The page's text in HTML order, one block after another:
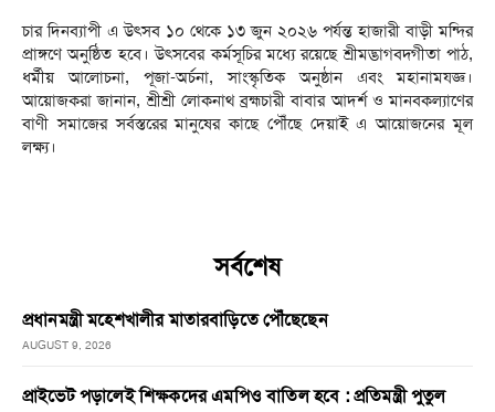
চার দিনব্যাপী এ উৎসব ১০ থেকে ১৩ জুন ২০২৬ পর্যন্ত হাজারী বাড়ী মন্দির
প্রাঙ্গণে অনুষ্ঠিত হবে। উৎসবের কর্মসূচির মধ্যে রয়েছে শ্রীমদ্ভাগবদ্গীতা পাঠ,
ধর্মীয় আলোচনা, পূজা-অর্চনা, সাংস্কৃতিক অনুষ্ঠান এবং মহানামযজ্ঞ।
আয়োজকরা জানান, শ্রীশ্রী লোকনাথ ব্রহ্মচারী বাবার আদর্শ ও মানবকল্যাণের
বাণী সমাজের সর্বস্তরের মানুষের কাছে পৌঁছে দেয়াই এ আয়োজনের মূল
লক্ষ্য।
সর্বশেষ
প্রধানমন্ত্রী মহেশখালীর মাতারবাড়িতে পৌঁছেছেন
AUGUST 9, 2026
প্রাইভেট পড়ালেই শিক্ষকদের এমপিও বাতিল হবে : প্রতিমন্ত্রী পুতুল